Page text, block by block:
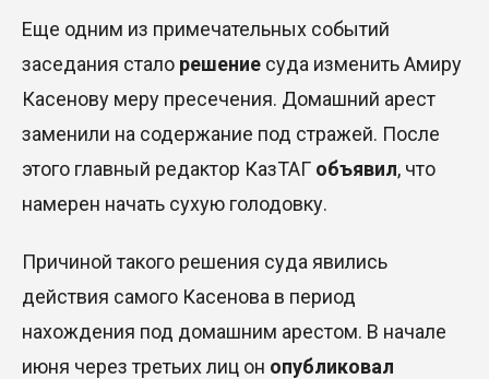
Еще одним из примечательных событий
заседания стало решение суда изменить Амиру
Касенову меру пресечения. Домашний арест
заменили на содержание под стражей. После
этого главный редактор КазТАГ объявил, что
намерен начать сухую голодовку.
Причиной такого решения суда явились
действия самого Касенова в период
нахождения под домашним арестом. В начале
июня через третьих лиц он опубликовал